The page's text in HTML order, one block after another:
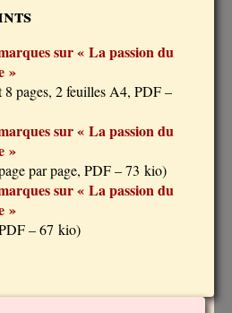
sur « La passion du
»
pages, 2 feuilles A4, PDF –
sur « La passion du
»
par page, PDF – 73 kio)
sur « La passion du
»
– 67 kio)